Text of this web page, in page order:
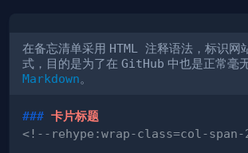
在备忘清单采用 HTML 注释语法 ，标识网
式，目的是为了在 GitHub 中也是正常毫
Markdown。
### 卡片标题
<!--rehype:wrap-class=col-